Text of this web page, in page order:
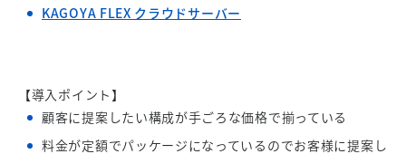
KAGOYA FLEX クラウドサーバー
【導入ポイント】
顧客に提案したい構成が手ごろな価格で揃っている
料金が定額でパッケージになっているのでお客様に提案し